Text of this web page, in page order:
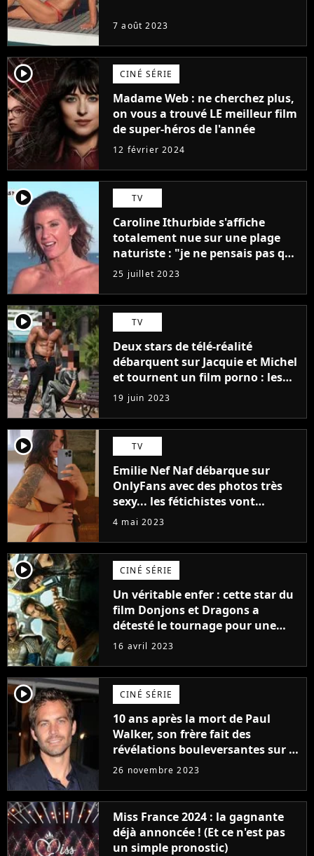
7 août 2023
player2 CINÉ SÉRIE
Madame Web : ne cherchez plus,
on vous a trouvé LE meilleur film
de super-héros de l'année
12 février 2024
player2 TV
Caroline Ithurbide s'affiche
totalement nue sur une plage
naturiste : "je ne pensais pas que
j'arriverais à le faire..."
25 juillet 2023
player2 TV
Deux stars de télé-réalité
débarquent sur Jacquie et Michel
et tournent un film porno : les
premières images du tournage
(exclu)
19 juin 2023
player2 TV
Emilie Nef Naf débarque sur
OnlyFans avec des photos très
sexy... les fétichistes vont
prendre leur pied !
4 mai 2023
player2 CINÉ SÉRIE
Un véritable enfer : cette star du
film Donjons et Dragons a
détesté le tournage pour une
raison très spéciale
16 avril 2023
player2 CINÉ SÉRIE
10 ans après la mort de Paul
Walker, son frère fait des
révélations bouleversantes sur la
réaction des acteurs de Fast and
26 novembre 2023
Miss France 2024 : la gagnante
déjà annoncée ! (Et ce n'est pas
un simple pronostic)